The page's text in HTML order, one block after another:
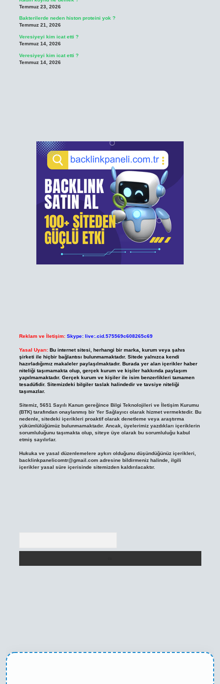
Temmuz 23, 2026
Bakterilerde neden histon proteini yok ?
Temmuz 21, 2026
Veresiyeyi kim icat etti ?
Temmuz 14, 2026
Veresiyeyi kim icat etti ?
Temmuz 14, 2026
Reklam ve İletişim: Skype: live:.cid.575569c608265c69
Yasal Uyarı: Bu internet sitesi, herhangi bir marka, kurum veya şahıs
şirketi ile hiçbir bağlantısı bulunmamaktadır. Sitede yalnızca kendi
hazırladığımız makaleler paylaşılmaktadır. Burada yer alan içerikler haber
niteliği taşımamakta olup, gerçek kurum ve kişiler hakkında paylaşım
yapılmamaktadır. Gerçek kurum ve kişiler ile isim benzerlikleri tamamen
tesadüfidir. Sitemizdeki bilgiler taslak halindedir ve tavsiye niteliği
taşımazlar.
Sitemiz, 5651 Sayılı Kanun gereğince Bilgi Teknolojileri ve İletişim Kurumu
(BTK) tarafından onaylanmış bir Yer Sağlayıcı olarak hizmet vermektedir. Bu
nedenle, sitedeki içerikleri proaktif olarak denetleme veya araştırma
yükümlülüğümüz bulunmamaktadır. Ancak, üyelerimiz yazdıkları içeriklerin
sorumluluğunu taşımakta olup, siteye üye olarak bu sorumluluğu kabul
etmiş sayılırlar.
Hukuka ve yasal düzenlemelere aykırı olduğunu düşündüğünüz içerikleri,
backlinkpanelicomtr@gmail.comadresine bildirmeniz halinde, ilgili
içerikler yasal süre içerisinde sitemizden kaldırılacaktır.